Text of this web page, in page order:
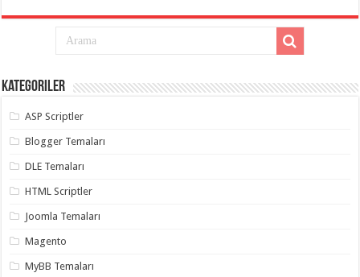
Kategoriler
ASP Scriptler
Blogger Temaları
DLE Temaları
HTML Scriptler
Joomla Temaları
Magento
MyBB Temaları